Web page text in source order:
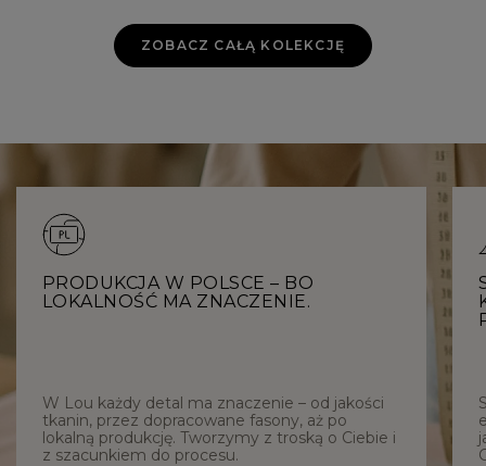
ZOBACZ CAŁĄ KOLEKCJĘ
PRODUKCJA W POLSCE – BO
LOKALNOŚĆ MA ZNACZENIE.
W Lou każdy detal ma znaczenie – od jakości
tkanin, przez dopracowane fasony, aż po
lokalną produkcję. Tworzymy z troską o Ciebie i
z szacunkiem do procesu.